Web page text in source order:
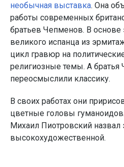
необычная выставка. Она
работы современных
братьев Чепменов. В основе
великого испанца из
цикл гравюр на
религиозные темы. А
переосмыслили классику.
В своих работах они
цветные головы
Михаил Пиотровский назвал
высокохудожественной.